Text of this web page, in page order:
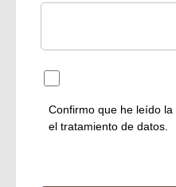
Confirmo que he leído la
el tratamiento de datos.